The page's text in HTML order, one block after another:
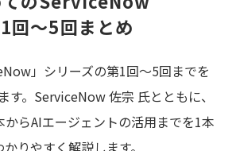
回～5回まとめ
」シリーズの第1回～5回までを
す。ServiceNow 佐宗 氏とともに、
らAIエージェントの活用までを1本